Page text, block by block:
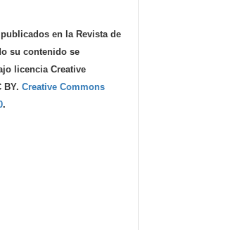
en la Revista de
su contenido se
licencia Creative
BY.Creative Commons
.